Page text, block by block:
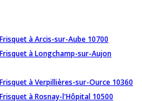
à Arcis-sur-Aube 10700
à Longchamp-sur-Aujon
à Verpillières-sur-Ource 10360
à Rosnay-l'Hôpital 10500